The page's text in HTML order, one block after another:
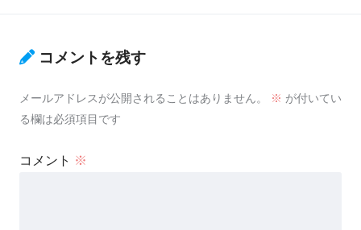
コメントを残す
メールアドレスが公開されることはありません。 ※ が付いてい
る欄は必須項目です
コメント ※